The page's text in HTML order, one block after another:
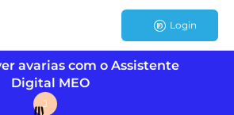
Login
avarias com o Assistente
Digital MEO
J